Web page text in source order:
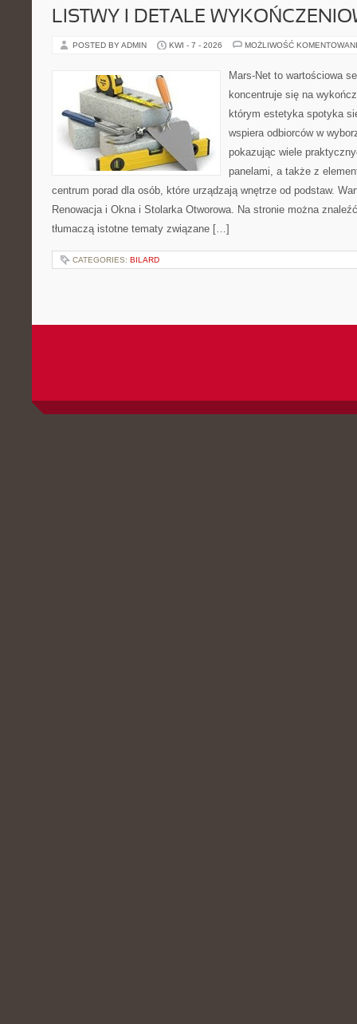
LISTWY I DETALE
POSTED BY ADMIN KWI - 7 - 2026 MOŻLIWOŚĆ
Mars-Net to wartościowa
koncentruje się na
którym estetyka spotyka
wspiera odbiorców w
pokazując wiele
panelami, a także z
centrum porad dla osób, które urządzają wnętrze od podstaw.
Renowacja i Okna i Stolarka Otworowa. Na stronie można
tłumaczą istotne tematy związane […]
CATEGORIES: BILARD